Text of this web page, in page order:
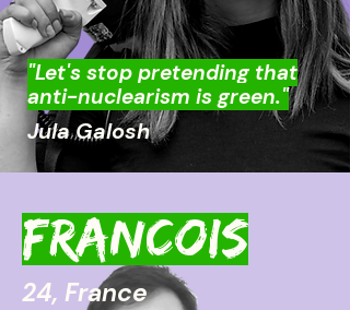
"Let's stop pretending that
anti-nuclearism is green."
Jula Galosh
FranCois
24, France